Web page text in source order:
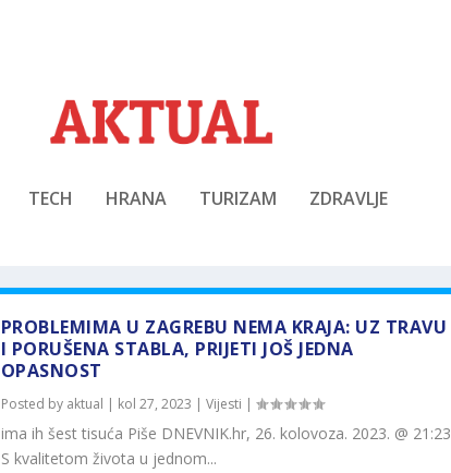
TECH HRANA TURIZAM ZDRAVLJE
PROBLEMIMA U ZAGREBU NEMA KRAJA: UZ TRAVU
I PORUŠENA STABLA, PRIJETI JOŠ JEDNA
OPASNOST
Posted by aktual | kol 27, 2023 | Vijesti |
ima ih šest tisuća Piše DNEVNIK.hr, 26. kolovoza. 2023. @ 21:23
S kvalitetom života u jednom...